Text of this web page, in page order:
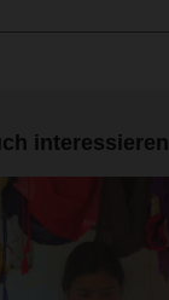
interessieren